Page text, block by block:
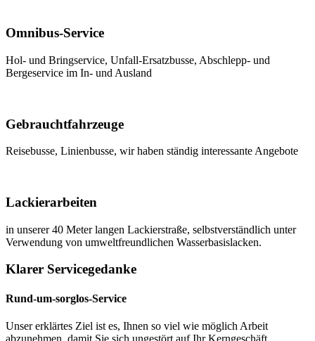
Omnibus-Service
Hol- und Bringservice, Unfall-Ersatzbusse, Abschlepp- und
Bergeservice im In- und Ausland
Gebrauchtfahrzeuge
Reisebusse, Linienbusse, wir haben ständig interessante Angebote
Lackierarbeiten
in unserer 40 Meter langen Lackierstraße, selbstverständlich unter
Verwendung von umweltfreundlichen Wasserbasislacken.
Klarer Servicegedanke
Rund-um-sorglos-Service
Unser erklärtes Ziel ist es, Ihnen so viel wie möglich Arbeit
abzunehmen, damit Sie sich ungestört auf Ihr Kerngeschäft